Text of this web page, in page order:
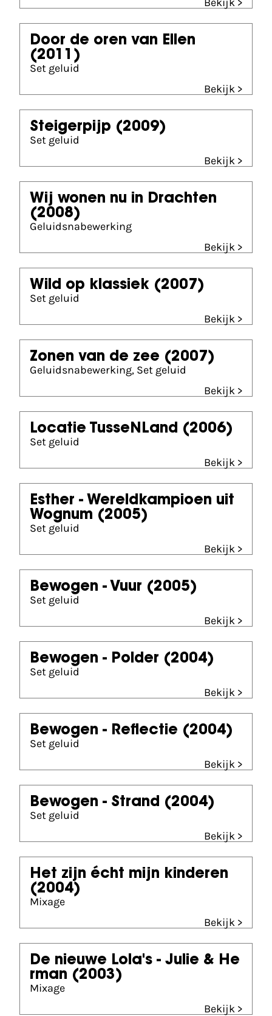
Door de oren van Ellen
(2011)
Set geluid
Bekijk >
Steigerpijp (2009)
Set geluid
Bekijk >
Wij wonen nu in Drachten
(2008)
Geluidsnabewerking
Bekijk >
Wild op klassiek (2007)
Set geluid
Bekijk >
Zonen van de zee (2007)
Geluidsnabewerking, Set geluid
Bekijk >
Locatie TusseNLand (2006)
Set geluid
Bekijk >
Esther - Wereldkampioen uit
Wognum (2005)
Set geluid
Bekijk >
Bewogen - Vuur (2005)
Set geluid
Bekijk >
Bewogen - Polder (2004)
Set geluid
Bekijk >
Bewogen - Reflectie (2004)
Set geluid
Bekijk >
Bewogen - Strand (2004)
Set geluid
Bekijk >
Het zijn écht mijn kinderen
(2004)
Mixage
Bekijk >
De nieuwe Lola's - Julie & He
rman (2003)
Mixage
Bekijk >